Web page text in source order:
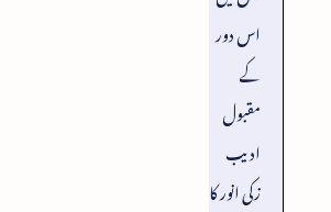
اس دور
کے
مقبول
ادیب
زکی انور کا